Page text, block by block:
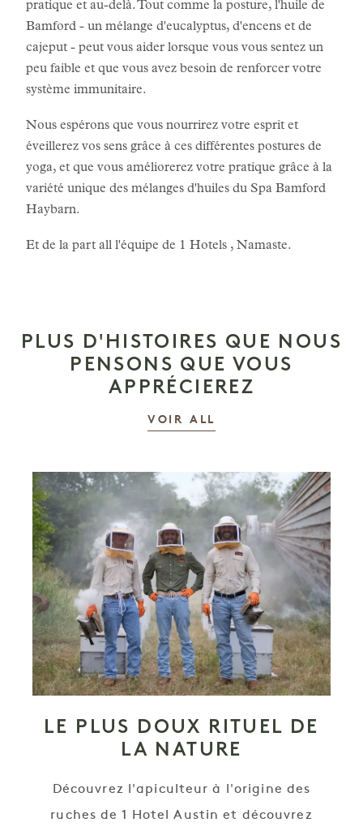
pratique et au-delà. Tout comme la posture, l'huile de
Bamford - un mélange d'eucalyptus, d'encens et de
cajeput - peut vous aider lorsque vous vous sentez un
peu faible et que vous avez besoin de renforcer votre
système immunitaire.
Nous espérons que vous nourrirez votre esprit et
éveillerez vos sens grâce à ces différentes postures de
yoga, et que vous améliorerez votre pratique grâce à la
variété unique des mélanges d'huiles du Spa Bamford
Haybarn.
Et de la part all l'équipe de 1 Hotels , Namaste.
PLUS D'HISTOIRES QUE NOUS
PENSONS QUE VOUS
APPRÉCIEREZ
VOIR ALL
LE PLUS DOUX RITUEL DE
LA NATURE
Découvrez l'apiculteur à l'origine des
ruches de 1 Hotel Austin et découvrez